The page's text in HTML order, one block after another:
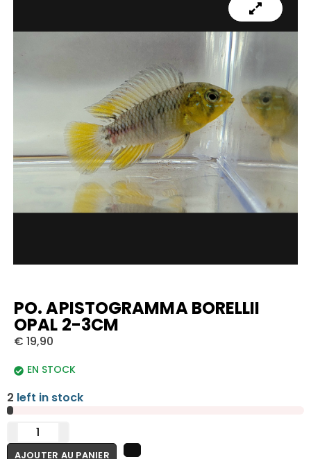
PO. APISTOGRAMMA BORELLII
OPAL 2-3CM
€ 19,90
EN STOCK
2 left in stock
AJOUTER AU PANIER